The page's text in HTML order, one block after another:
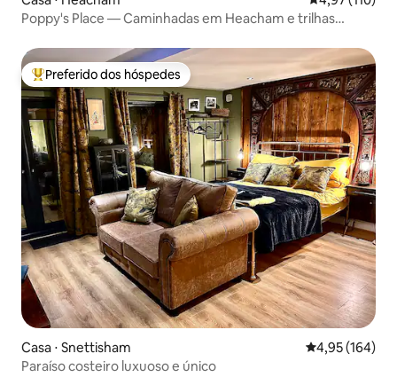
Poppy's Place — Caminhadas em Heacham e trilhas
Entre os melhores preferidos dos hóspedes
Preferido dos hóspedes
Casa ⋅ Snettisham 4,95 de uma
4,95 (164)
Paraíso costeiro luxuoso e único